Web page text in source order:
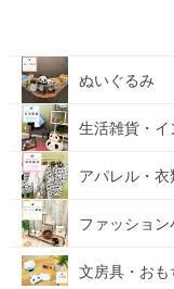
ぬいぐるみ
生活雑貨・
アパレル・衣
ファッショ
文房具・おも